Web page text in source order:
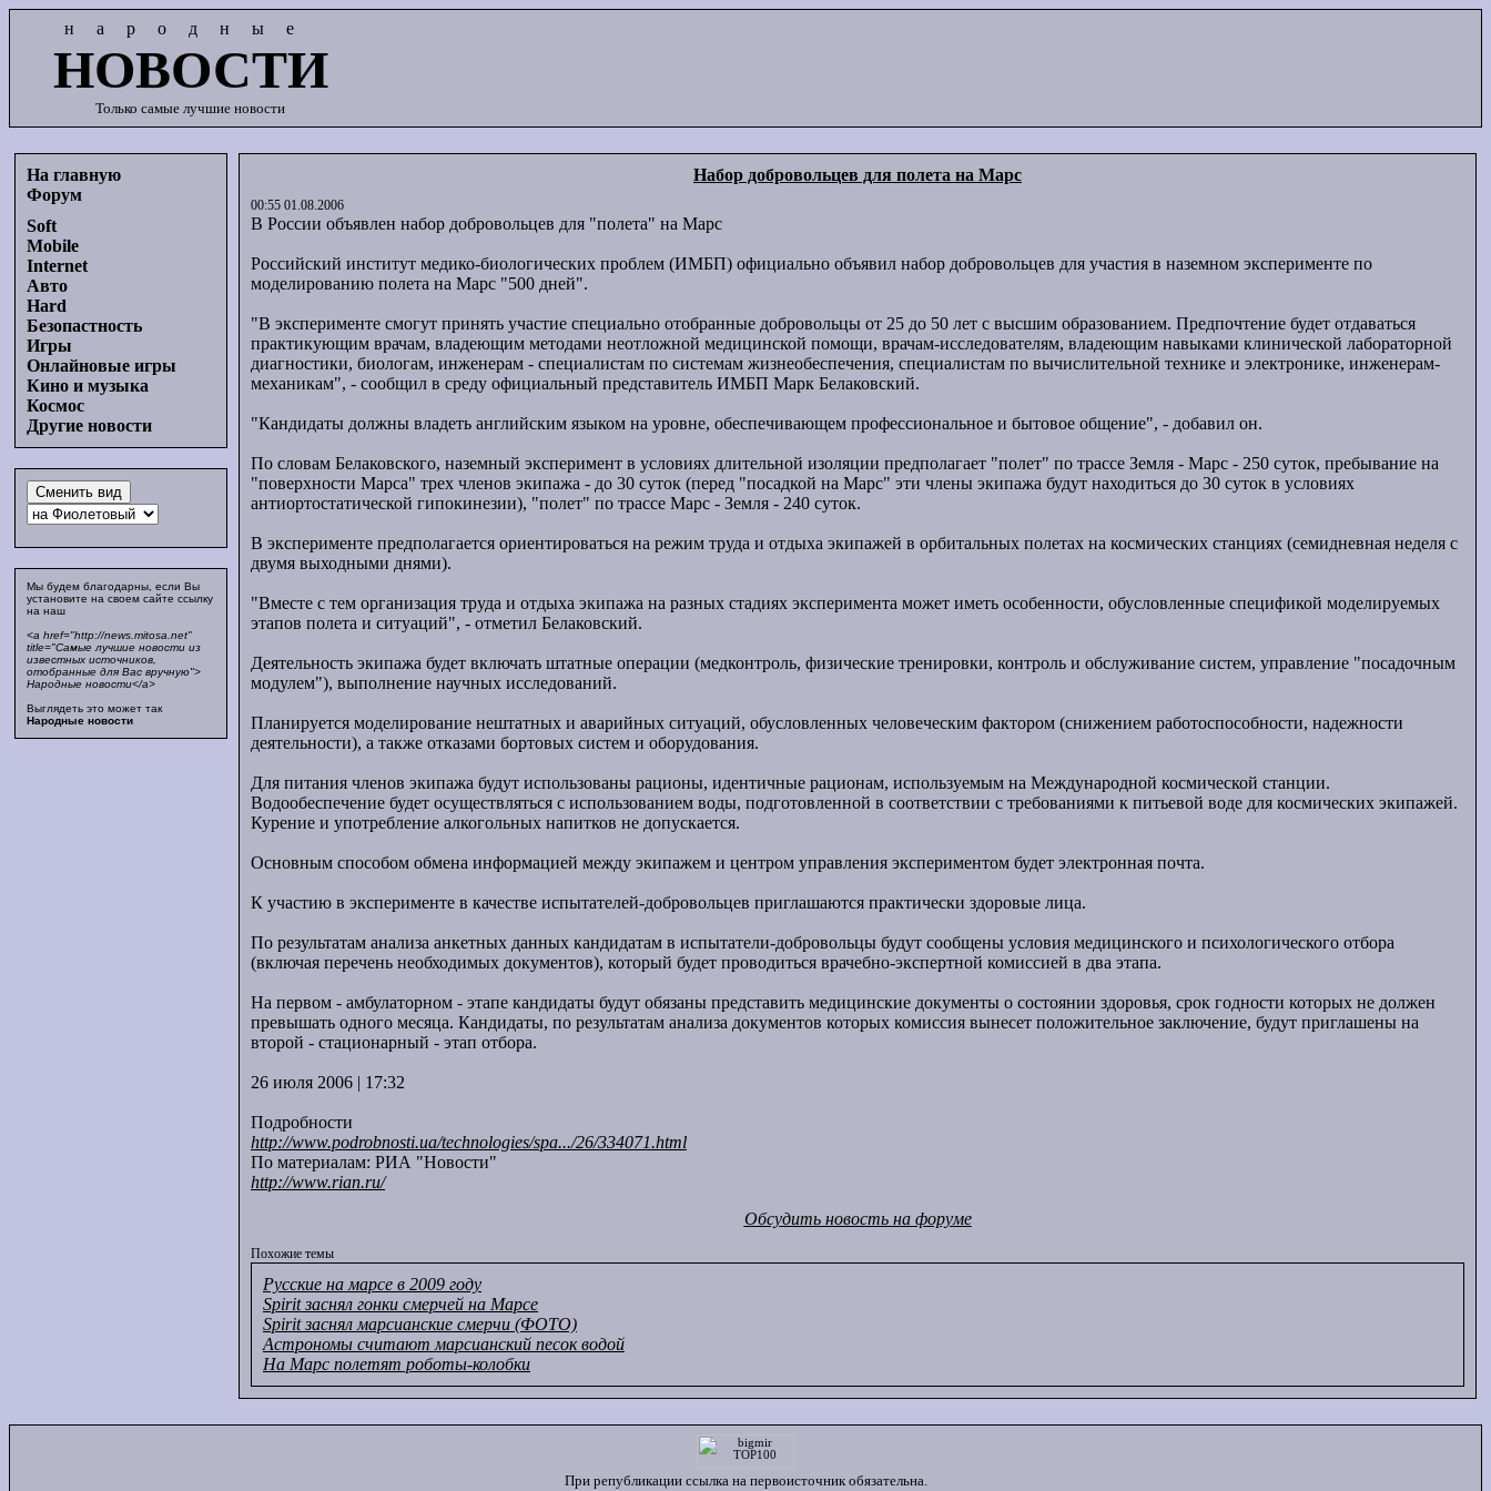
народные
НОВОСТИ
Только самые лучшие новости
На главную
Форум
Soft
Mobile
Internet
Авто
Hard
Безопастность
Игры
Онлайновые игры
Кино и музыка
Космос
Другие новости
Мы будем благодарны, если Вы
установите на своем сайте ссылку
на наш
<a href="http://news.mitosa.net"
title="Самые лучшие новости из
известных источников,
отобранные для Вас вручную">
Народные новости</a>
Выглядеть это может так
Народные новости
Набор добровольцев для полета на Марс
00:55 01.08.2006
В России объявлен набор добровольцев для "полета" на Марс
Российский институт медико-биологических проблем (ИМБП) официально объявил набор добровольцев для участия в наземном эксперименте по
моделированию полета на Марс "500 дней".
"В эксперименте смогут принять участие специально отобранные добровольцы от 25 до 50 лет с высшим образованием. Предпочтение будет отдаваться
практикующим врачам, владеющим методами неотложной медицинской помощи, врачам-исследователям, владеющим навыками клинической лабораторной
диагностики, биологам, инженерам - специалистам по системам жизнеобеспечения, специалистам по вычислительной технике и электронике, инженерам-
механикам", - сообщил в среду официальный представитель ИМБП Марк Белаковский.
"Кандидаты должны владеть английским языком на уровне, обеспечивающем профессиональное и бытовое общение", - добавил он.
По словам Белаковского, наземный эксперимент в условиях длительной изоляции предполагает "полет" по трассе Земля - Марс - 250 суток, пребывание на
"поверхности Марса" трех членов экипажа - до 30 суток (перед "посадкой на Марс" эти члены экипажа будут находиться до 30 суток в условиях
антиортостатической гипокинезии), "полет" по трассе Марс - Земля - 240 суток.
В эксперименте предполагается ориентироваться на режим труда и отдыха экипажей в орбитальных полетах на космических станциях (семидневная неделя с
двумя выходными днями).
"Вместе с тем организация труда и отдыха экипажа на разных стадиях эксперимента может иметь особенности, обусловленные спецификой моделируемых
этапов полета и ситуаций", - отметил Белаковский.
Деятельность экипажа будет включать штатные операции (медконтроль, физические тренировки, контроль и обслуживание систем, управление "посадочным
модулем"), выполнение научных исследований.
Планируется моделирование нештатных и аварийных ситуаций, обусловленных человеческим фактором (снижением работоспособности, надежности
деятельности), а также отказами бортовых систем и оборудования.
Для питания членов экипажа будут использованы рационы, идентичные рационам, используемым на Международной космической станции.
Водообеспечение будет осуществляться с использованием воды, подготовленной в соответствии с требованиями к питьевой воде для космических экипажей.
Курение и употребление алкогольных напитков не допускается.
Основным способом обмена информацией между экипажем и центром управления экспериментом будет электронная почта.
К участию в эксперименте в качестве испытателей-добровольцев приглашаются практически здоровые лица.
По результатам анализа анкетных данных кандидатам в испытатели-добровольцы будут сообщены условия медицинского и психологического отбора
(включая перечень необходимых документов), который будет проводиться врачебно-экспертной комиссией в два этапа.
На первом - амбулаторном - этапе кандидаты будут обязаны представить медицинские документы о состоянии здоровья, срок годности которых не должен
превышать одного месяца. Кандидаты, по результатам анализа документов которых комиссия вынесет положительное заключение, будут приглашены на
второй - стационарный - этап отбора.
26 июля 2006 | 17:32
Подробности
http://www.podrobnosti.ua/technologies/spa.../26/334071.html
По материалам: РИА "Новости"
http://www.rian.ru/
Обсудить новость на форуме
Похожие темы
Русские на марсе в 2009 году
Spirit заснял гонки смерчей на Марсе
Spirit заснял марсианские смерчи (ФОТО)
Астрономы считают марсианский песок водой
На Марс полетят роботы-колобки
При републикации ссылка на первоисточник обязательна.